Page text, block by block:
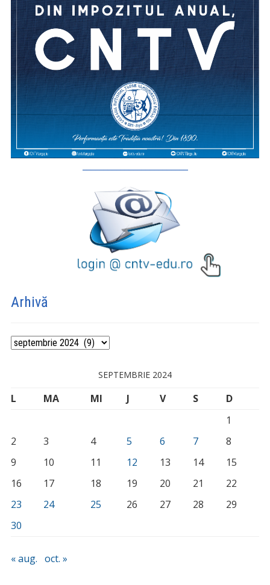
Arhivă
Arhivă
SEPTEMBRIE 2024
L MA MI J V S
D
1
2
3 4 5 6 7
8
9
10 11 12 13 14
15
16
17 18 19 20 21
22
23
24 25 26 27 28
29
30
« aug. oct. »